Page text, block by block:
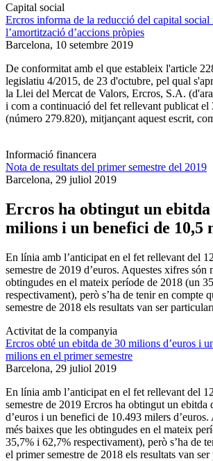
Capital social
Ercros informa de la reducció del capital social
l’amortització d’accions pròpies
Barcelona, 10 setembre 2019
De conformitat amb el que estableix l'article
legislatiu 4/2015, de 23 d'octubre, pel qual
la Llei del Mercat de Valors, Ercros, S.A.
i com a continuació del fet rellevant publicat
(número 279.820), mitjançant aquest escrit,
Informació financera
Nota de resultats del primer semestre del 2019
Barcelona, 29 juliol 2019
Ercros ha obtingut un ebitda
milions i un benefici de 10,5
En línia amb l’anticipat en el fet rellevant del
semestre de 2019 d’euros. Aquestes xifres són
obtingudes en el mateix període de 2018 (un
respectivament), però s’ha de tenir en compte
semestre de 2018 els resultats van ser
Activitat de la companyia
Ercros obté un ebitda de 30 milions d’euros i
milions en el primer semestre
Barcelona, 29 juliol 2019
En línia amb l’anticipat en el fet rellevant del
semestre de 2019 Ercros ha obtingut un ebitda
d’euros i un benefici de 10.493 milers d’euros.
més baixes que les obtingudes en el mateix
35,7% i 62,7% respectivament), però s’ha de
el primer semestre de 2018 els resultats van